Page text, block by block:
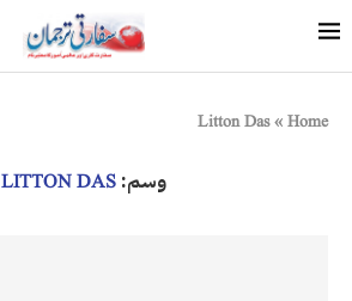
Home
»
Litton Das
وسم: LITTON DAS